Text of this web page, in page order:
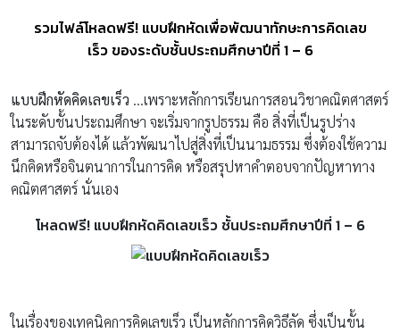
รวมไฟล์โหลดฟรี! แบบฝึกหัดเพื่อพัฒนาทักษะการคิดเลข
เร็ว ของระดับชั้นประถมศึกษาปีที่ 1 – 6
แบบฝึกหัดคิดเลขเร็ว …เพราะหลักการเรียนการสอนวิชาคณิตศาสตร์
ในระดับชั้นประถมศึกษา จะเริ่มจากรูปธรรม คือ สิ่งที่เป็นรูปร่าง
สามารถจับต้องได้ แล้วพัฒนาไปสู่สิ่งที่เป็นนามธรรม ซึ่งต้องใช้ความ
นึกคิดหรือจินตนาการในการคิด หรือสรุปหาคำตอบจากปัญหาทาง
คณิตศาสตร์ นั่นเอง
โหลดฟรี! แบบฝึกหัดคิดเลขเร็วชั้นประถมศึกษาปีที่ 1 – 6
ในเรื่องของเทคนิคการคิดเลขเร็ว เป็นหลักการคิดวิธีลัด ซึ่งเป็นขั้น